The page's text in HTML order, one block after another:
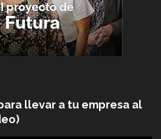
llevar a tu empresa al